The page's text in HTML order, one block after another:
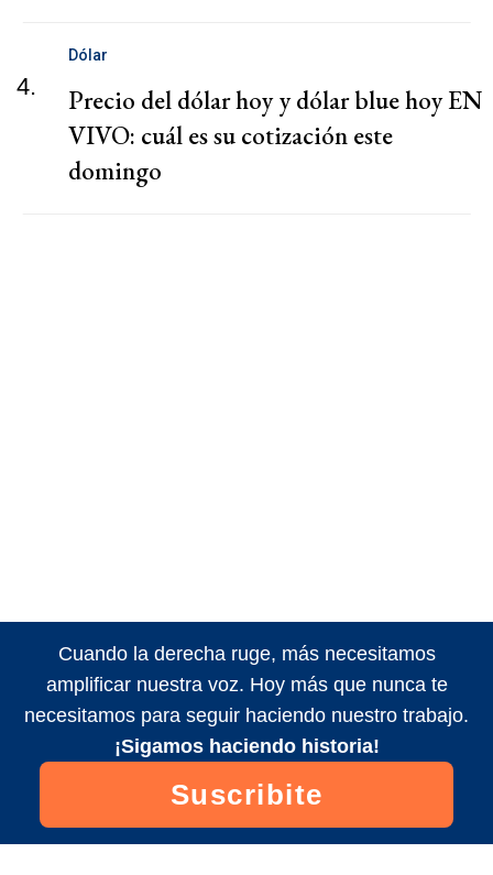
4.
Dólar
Precio del dólar hoy y dólar blue hoy EN
VIVO: cuál es su cotización este
domingo
Cuando la derecha ruge, más necesitamos
amplificar nuestra voz. Hoy más que nunca te
necesitamos para seguir haciendo nuestro trabajo.
¡Sigamos haciendo historia!
Suscribite